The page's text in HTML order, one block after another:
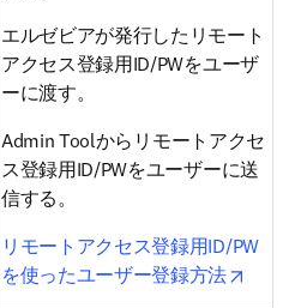
エルゼビアが発行したリモート
アクセス登録用ID/PWをユーザ
ーに渡す。
Admin Toolからリモートアクセ
ス登録用ID/PWをユーザーに送
信する。
リモートアクセス登録用ID/PW
を使ったユーザー登録方法